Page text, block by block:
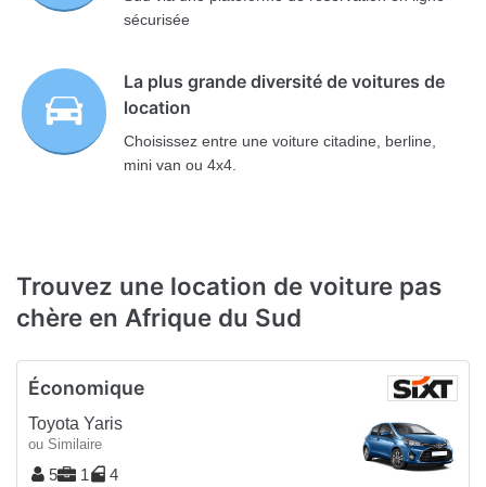
sécurisée
La plus grande diversité de voitures de
location
Choisissez entre une voiture citadine, berline,
mini van ou 4x4.
Trouvez une location de voiture pas
chère en Afrique du Sud
Économique
Toyota Yaris
ou Similaire
5 1 4